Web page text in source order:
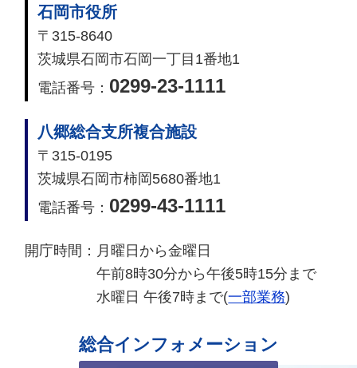
石岡市役所
〒315-8640
茨城県石岡市石岡一丁目1番地1
電話番号： 0299-23-1111
八郷総合支所複合施設
〒315-0195
茨城県石岡市柿岡5680番地1
電話番号： 0299-43-1111
開庁時間： 月曜日から金曜日
午前8時30分から午後5時15分まで
水曜日 午後7時まで(一部業務)
総合インフォメーション